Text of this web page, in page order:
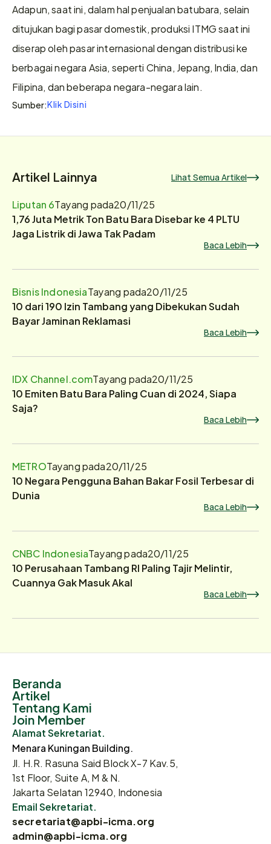
Adapun, saat ini, dalam hal penjualan batubara, selain
ditujukan bagi pasar domestik, produksi ITMG saat ini
diserap oleh pasar internasional dengan distribusi ke
berbagai negara Asia, seperti China, Jepang, India, dan
Filipina, dan beberapa negara-negara lain.
Sumber:Klik Disini
Artikel Lainnya Lihat Semua Artikel
Liputan 6Tayang pada20/11/25
1,76 Juta Metrik Ton Batu Bara Disebar ke 4 PLTU
Jaga Listrik di Jawa Tak Padam
Baca Lebih
Bisnis IndonesiaTayang pada20/11/25
10 dari 190 Izin Tambang yang Dibekukan Sudah
Bayar Jaminan Reklamasi
Baca Lebih
IDX Channel.comTayang pada20/11/25
10 Emiten Batu Bara Paling Cuan di 2024, Siapa
Saja?
Baca Lebih
METROTayang pada20/11/25
10 Negara Pengguna Bahan Bakar Fosil Terbesar di
Dunia
Baca Lebih
CNBC IndonesiaTayang pada20/11/25
10 Perusahaan Tambang RI Paling Tajir Melintir,
Cuannya Gak Masuk Akal
Baca Lebih
Beranda
Artikel
Tentang Kami
Join Member
Alamat Sekretariat.
Menara Kuningan Building.
Jl. H.R. Rasuna Said Block X-7 Kav.5,
1st Floor, Suite A, M & N.
Jakarta Selatan 12940, Indonesia
Email Sekretariat.
secretariat@apbi-icma.org
admin@apbi-icma.org